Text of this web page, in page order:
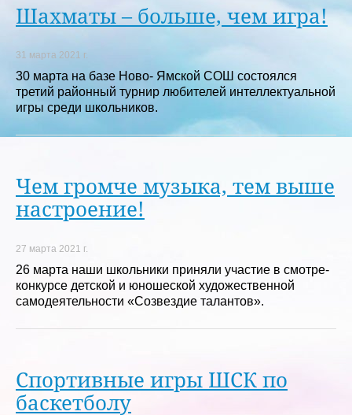
Шахматы – больше, чем игра!
31 марта 2021 г.
30 марта на базе Ново- Ямской СОШ состоялся
третий районный турнир любителей интеллектуальной
игры среди школьников.
Чем громче музыка, тем выше
настроение!
27 марта 2021 г.
26 марта наши школьники приняли участие в смотре-
конкурсе детской и юношеской художественной
самодеятельности «Созвездие талантов».
Спортивные игры ШСК по
баскетболу